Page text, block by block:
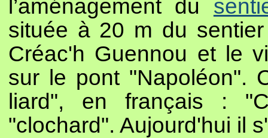
l’aménagement du
située à 20 m du
Créac'h Guennou et le
sur le pont "Napoléon".
liard", en français :
"clochard". Aujourd'hui il